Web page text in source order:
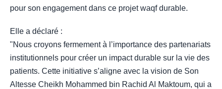
pour son engagement dans ce projet waqf durable.
Elle a déclaré :
"Nous croyons fermement à l’importance des partenariats
institutionnels pour créer un impact durable sur la vie des
patients. Cette initiative s’aligne avec la vision de Son
Altesse Cheikh Mohammed bin Rachid Al Maktoum, qui a